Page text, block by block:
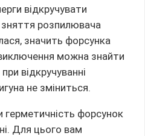
відкручувати
розпилювача
значить форсунка
можна знайти
відкручуванні
не зміниться.
форсунок
Для цього вам